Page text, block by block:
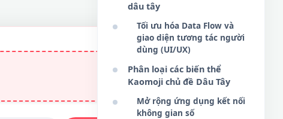
dâu tây
Tối ưu hóa Data Flow và
giao diện tương tác người
dùng (UI/UX)
Phân loại các biến thể
Kaomoji chủ đề Dâu Tây
Mở rộng ứng dụng kết nối
không gian số